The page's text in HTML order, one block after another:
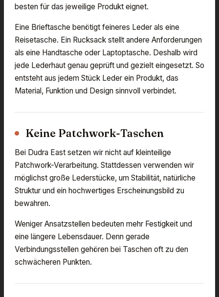
besten für das jeweilige Produkt eignet.
Eine Brieftasche benötigt feineres Leder als eine
Reisetasche. Ein Rucksack stellt andere Anforderungen
als eine Handtasche oder Laptoptasche. Deshalb wird
jede Lederhaut genau geprüft und gezielt eingesetzt. So
entsteht aus jedem Stück Leder ein Produkt, das
Material, Funktion und Design sinnvoll verbindet.
Keine Patchwork-Taschen
Bei Dudra East setzen wir nicht auf kleinteilige
Patchwork-Verarbeitung. Stattdessen verwenden wir
möglichst große Lederstücke, um Stabilität, natürliche
Struktur und ein hochwertiges Erscheinungsbild zu
bewahren.
Weniger Ansatzstellen bedeuten mehr Festigkeit und
eine längere Lebensdauer. Denn gerade
Verbindungsstellen gehören bei Taschen oft zu den
schwächeren Punkten.